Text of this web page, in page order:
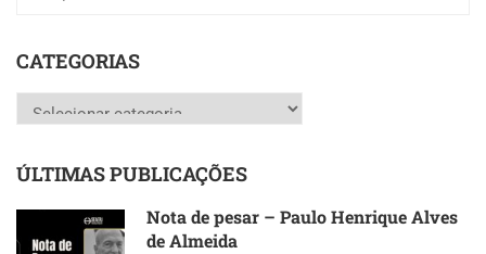
CATEGORIAS
Categorias
ÚLTIMAS PUBLICAÇÕES
Nota de pesar – Paulo Henrique Alves
de Almeida